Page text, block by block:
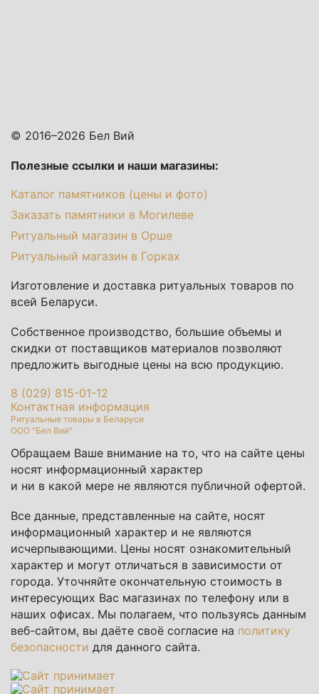
© 2016–2026 Бел Вий
Полезные ссылки и наши магазины:
Каталог памятников (цены и фото)
Заказать памятники в Могилеве
Ритуальный магазин в Орше
Ритуальный магазин в Горках
Изготовление и доставка ритуальных товаров по
всей Беларуси.
Собственное производство, большие объемы и
скидки от поставщиков материалов позволяют
предложить выгодные цены на всю продукцию.
8 (029) 815-01-12
Контактная информация
Ритуальные товары в Беларуси
ООО "Бел Вий"
Обращаем Ваше внимание на то, что на сайте цены
носят информационный характер
и ни в какой мере не являются публичной офертой.
Все данные, представленные на сайте, носят
информационный характер и не являются
исчерпывающими. Цены носят ознакомительный
характер и могут отличаться в зависимости от
города. Уточняйте окончательную стоимость в
интересующих Вас магазинах по телефону или в
наших офисах. Мы полагаем, что пользуясь данным
веб-сайтом, вы даёте своё согласие на политику
безопасности для данного сайта.